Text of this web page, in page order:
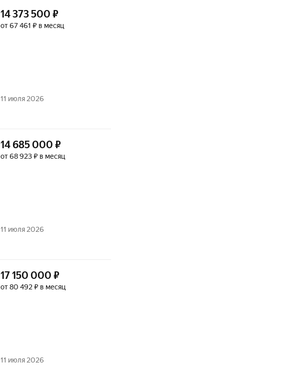
14 373 500 ₽
от 67 461 ₽ в месяц
11 июля 2026
14 685 000 ₽
от 68 923 ₽ в месяц
11 июля 2026
17 150 000 ₽
от 80 492 ₽ в месяц
11 июля 2026